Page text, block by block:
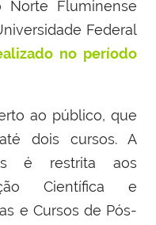
Norte Fluminense
Federal
no período
ao público, que
dois cursos. A
é restrita aos
Científica e
e Cursos de Pós-